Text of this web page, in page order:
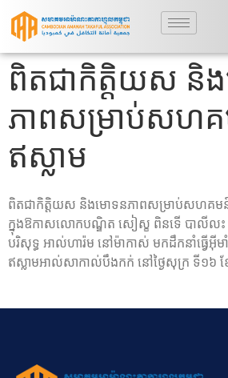
ពិតជាកិត្តិយស និ
ភាពសម្រាប់សហគម
ឥស្លាម
ពិតជាកិត្តិយស និងមោទនភាពសម្រាប់សហគមន៍ខ្
ក្នុងឱកាសលោកបណ្ឌិត សៀស្ខ ពិនទើ បាលីលះ
បរិសុទ្ធ អាល់ហារ៉ម នៅម៉ាកាស់ មកដឹកនាំធ្វើអុីម
ឥស្លាមអាល់សាកាល់បឹងកក់​ នៅថ្ងៃសុក្រ ទី១៦